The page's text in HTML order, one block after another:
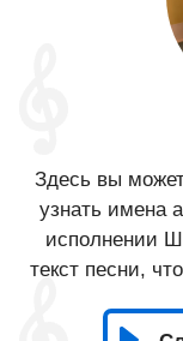
Здесь вы
узнать имена
исполнении
текст песни,